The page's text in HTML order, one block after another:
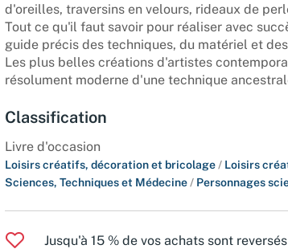
d'oreilles, traversins en velours, rideaux de
Tout ce qu'il faut savoir pour réaliser avec
guide précis des techniques, du matériel et
Les plus belles créations d'artistes
résolument moderne d'une technique
Classification
Livre d'occasion
Loisirs créatifs, décoration et bricolage / Loisirs
Sciences, Techniques et Médecine / Personnages
Jusqu'à 15 % de vos achats sont